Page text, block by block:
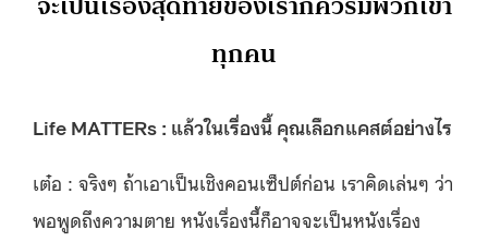
ทุกคน
Life MATTERs : แล้วในเรื่องนี้ คุณเลือกแคสต์อย่างไร
เต๋อ : จริงๆ ถ้าเอาเป็นเชิงคอนเซ็ปต์ก่อน เราคิดเล่นๆ ว่า
พอพูดถึงความตาย หนังเรื่องนี้ก็อาจจะเป็นหนังเรื่อง